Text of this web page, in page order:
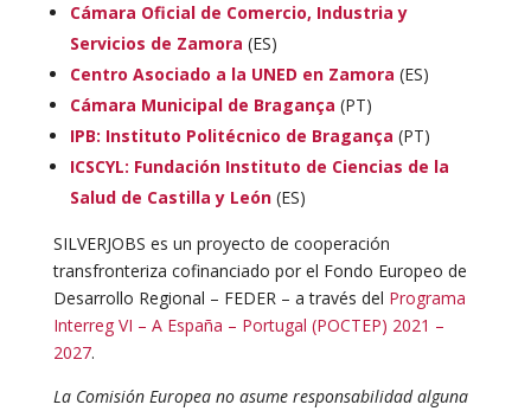
Cámara Oficial de Comercio, Industria y
Servicios de Zamora (ES)
Centro Asociado a la UNED en Zamora (ES)
Cámara Municipal de Bragança (PT)
IPB: Instituto Politécnico de Bragança (PT)
ICSCYL: Fundación Instituto de Ciencias de la
Salud de Castilla y León(ES)
SILVERJOBS es un proyecto de cooperación
transfronteriza cofinanciado por el Fondo Europeo de
Desarrollo Regional – FEDER – a través del Programa
Interreg VI – A España – Portugal (POCTEP) 2021 –
2027.
La Comisión Europea no asume responsabilidad alguna